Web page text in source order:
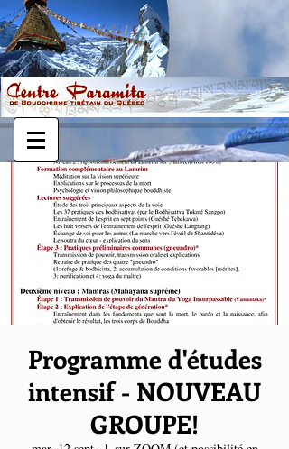
Programme d'études
intensif - NOUVEAU
GROUPE!